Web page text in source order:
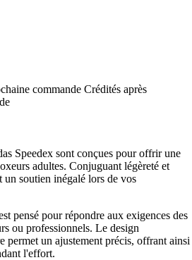
commande Crédités après
Speedex sont conçues pour offrir une
adultes. Conjuguant légèreté et
un soutien inégalé lors de vos
pensé pour répondre aux exigences des
ou professionnels. Le design
permet un ajustement précis, offrant ainsi
l'effort.